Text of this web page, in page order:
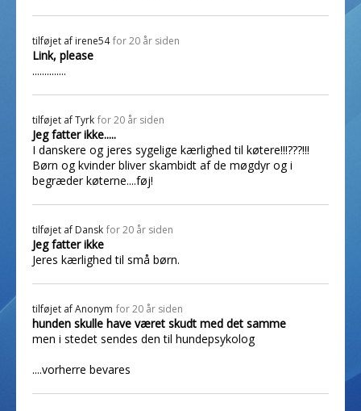
tilføjet af irene54 for 20 år siden
Link, please
..............
tilføjet afTyrk for 20 år siden
Jeg fatter ikke.....
I danskere og jeres sygelige kærlighed til køtere!!!???!!!
Børn og kvinder bliver skambidt af de møgdyr og i
begræder køterne....føj!
tilføjet af Dansk for 20 år siden
Jeg fatter ikke
Jeres kærlighed til små børn.
tilføjet afAnonym for 20 år siden
hunden skulle have været skudt med det samme
men i stedet sendes den til hundepsykolog
....vorherre bevares